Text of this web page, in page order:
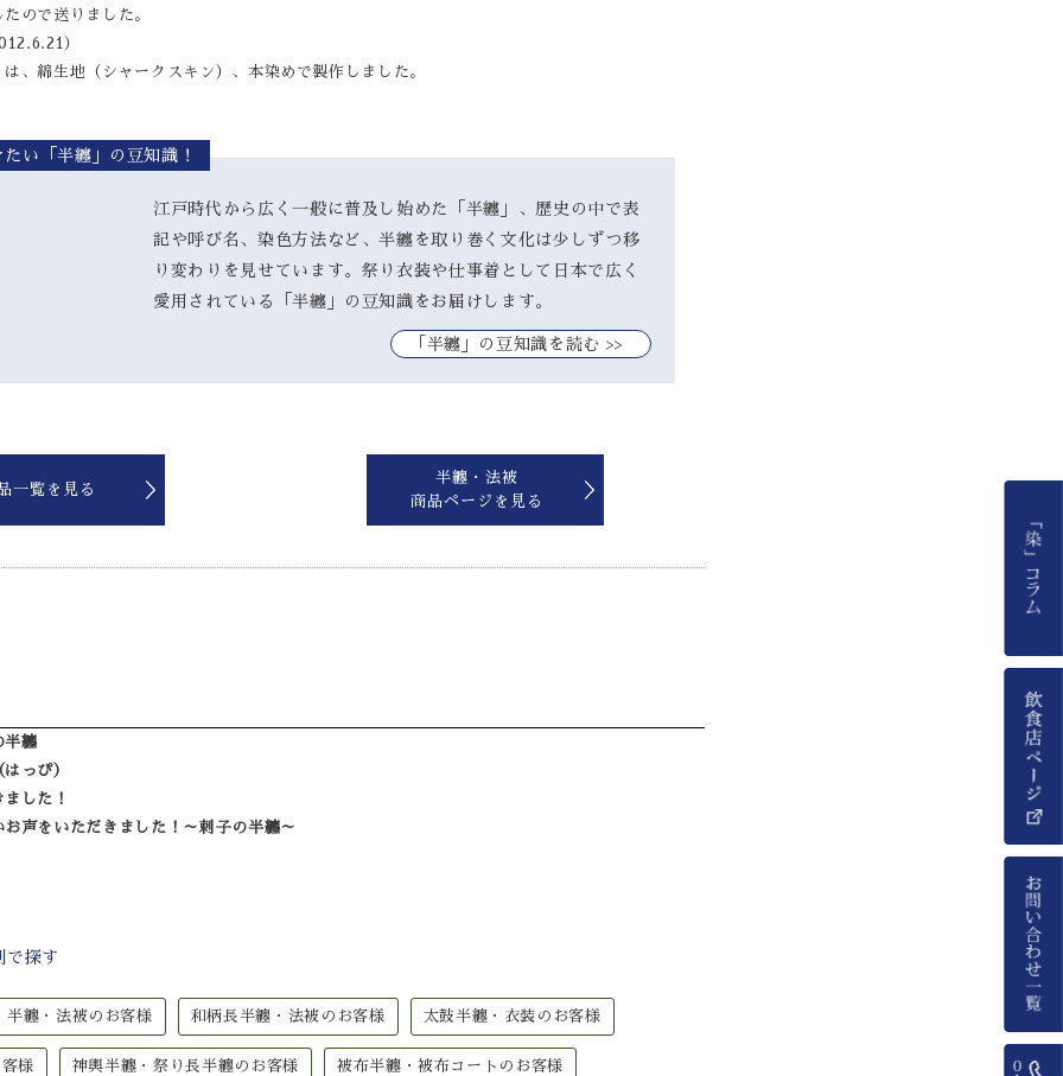
ので送りました。
）
、綿生地（シャークスキン）、本染めで製作しました。
い「半纏」の豆知識！
江戸時代から広く一般に普及し始めた「半纏」、歴史の中で表
記や呼び名、染色方法など、半纏を取り巻く文化は少しずつ移
り変わりを見せています。祭り衣装や仕事着として日本で広く
愛用されている「半纏」の豆知識をお届けします。
｢半纏」の豆知識を読む >>
一覧を見る
半纏・法被
商品ページを見る
半纏
っぴ）
した！
お声をいただきました！～刺子の半纏～
で探す
半纏・法被のお客様 和柄長半纏・法被のお客様 太鼓半纏・衣装のお客様
様 神輿半纏・祭り長半纏のお客様 被布半纏・被布コートのお客様